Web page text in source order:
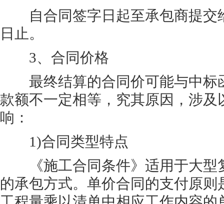
自合同签字日起至承包商提交
日止。
3、合同价格
最终结算的合同价可能与中标
款额不一定相等，究其原因，涉及
响：
1)合同类型特点
《施工合同条件》适用于大型
的承包方式。单价合同的支付原